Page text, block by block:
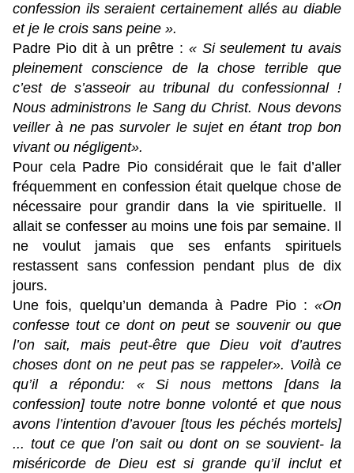
confession ils seraient certainement allés au diable
et je le crois sans peine ».
Padre Pio dit à un prêtre : « Si seulement tu avais
pleinement conscience de la chose terrible que
c’est de s’asseoir au tribunal du confessionnal !
Nous administrons le Sang du Christ. Nous devons
veiller à ne pas survoler le sujet en étant trop bon
vivant ou négligent».
Pour cela Padre Pio considérait que le fait d’aller
fréquemment en confession était quelque chose de
nécessaire pour grandir dans la vie spirituelle. Il
allait se confesser au moins une fois par semaine. Il
ne voulut jamais que ses enfants spirituels
restassent sans confession pendant plus de dix
jours.
Une fois, quelqu’un demanda à Padre Pio : «On
confesse tout ce dont on peut se souvenir ou que
l’on sait, mais peut-être que Dieu voit d’autres
choses dont on ne peut pas se rappeler». Voilà ce
qu’il a répondu: « Si nous mettons [dans la
confession] toute notre bonne volonté et que nous
avons l’intention d’avouer [tous les péchés mortels]
... tout ce que l’on sait ou dont on se souvient- la
miséricorde de Dieu est si grande qu’il inclut et